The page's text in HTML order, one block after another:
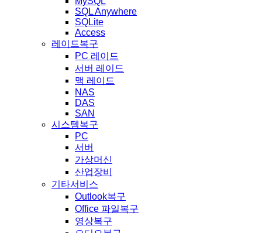
SQL Anywhere
SQLite
Access
레이드복구
PC 레이드
서버 레이드
맥 레이드
NAS
DAS
SAN
시스템복구
PC
서버
가상머신
산업장비
기타서비스
Outlook복구
Office 파일복구
영상복구